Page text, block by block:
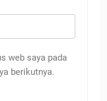
web saya pada
berikutnya.